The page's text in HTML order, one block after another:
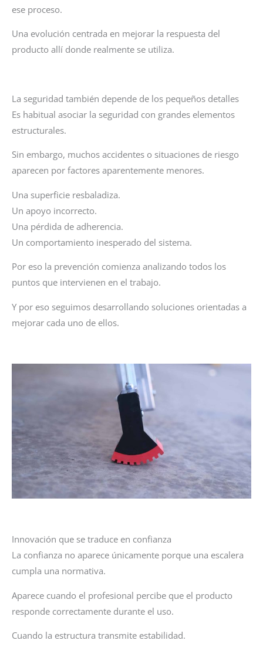
ese proceso.
Una evolución centrada en mejorar la respuesta del
producto allí donde realmente se utiliza.
La seguridad también depende de los pequeños detalles
Es habitual asociar la seguridad con grandes elementos
estructurales.
Sin embargo, muchos accidentes o situaciones de riesgo
aparecen por factores aparentemente menores.
Una superficie resbaladiza.
Un apoyo incorrecto.
Una pérdida de adherencia.
Un comportamiento inesperado del sistema.
Por eso la prevención comienza analizando todos los
puntos que intervienen en el trabajo.
Y por eso seguimos desarrollando soluciones orientadas a
mejorar cada uno de ellos.
Innovación que se traduce en confianza
La confianza no aparece únicamente porque una escalera
cumpla una normativa.
Aparece cuando el profesional percibe que el producto
responde correctamente durante el uso.
Cuando la estructura transmite estabilidad.